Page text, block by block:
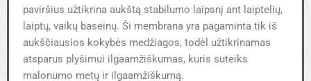
paviršius užtikrina aukštą stabilumo laipsnį ant laiptelių,
laiptų, vaikų baseinų. Ši membrana yra pagaminta tik iš
aukščiausios kokybės medžiagos, todėl užtikrinamas
atsparus plyšimui ilgaamžiškumas, kuris suteiks
malonumo metų ir ilgaamžiškumą.